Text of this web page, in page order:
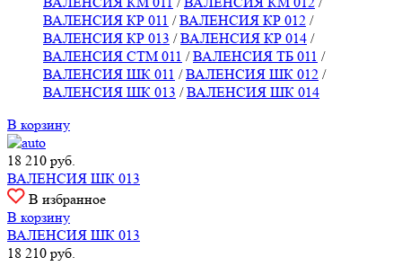
ВАЛЕНСИЯ КР 011 /ВАЛЕНСИЯ КР 012 /
ВАЛЕНСИЯ КР 013 /ВАЛЕНСИЯ КР 014 /
ВАЛЕНСИЯ СТМ 011 /ВАЛЕНСИЯ ТБ 011 /
ВАЛЕНСИЯ ШК 011 /ВАЛЕНСИЯ ШК 012 /
ВАЛЕНСИЯ ШК 013 /ВАЛЕНСИЯ ШК 014
В корзину
18 210 руб.
ВАЛЕНСИЯ ШК 013
В избранное
В корзину
ВАЛЕНСИЯ ШК 013
18 210 руб.